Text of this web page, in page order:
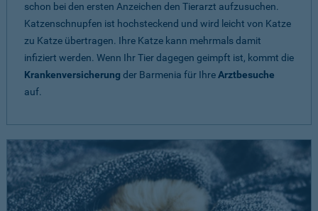
schon bei den ersten Anzeichen den Tierarzt aufzusuchen.
Katzenschnupfen ist hochsteckend und wird leicht von Katze
zu Katze übertragen. Ihre Katze kann mehrmals damit
infiziert werden. Wenn Ihr Tier dagegen geimpft ist, kommt die
Krankenversicherung der Barmenia für IhreArztbesuche
auf.